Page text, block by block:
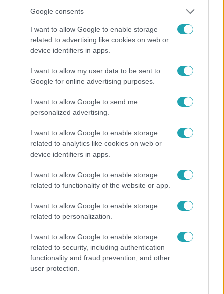
Google consents
I want to allow Google to enable storage
related to advertising like cookies on web or
device identifiers in apps.
I want to allow my user data to be sent to
Google for online advertising purposes.
I want to allow Google to send me
personalized advertising.
I want to allow Google to enable storage
related to analytics like cookies on web or
device identifiers in apps.
I want to allow Google to enable storage
related to functionality of the website or app.
I want to allow Google to enable storage
related to personalization.
I want to allow Google to enable storage
related to security, including authentication
functionality and fraud prevention, and other
user protection.
2025. március 22. 9:21
Ezért könnyeztek sokan a Glamour-gálán – videón
a legszebb pillanatok
A 2025-ös Glamour gála nemcsak csillogás volt: rejtett
olvasásról is középpontba került.
2025. március 8. 9:00
Törőcsik Franciska élete, párja és szerepei: A mi kis